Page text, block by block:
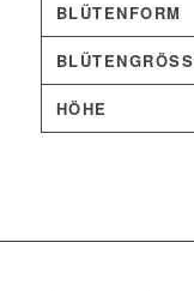
BLÜTENFORM
BLÜTENGRÖSSE
HÖHE